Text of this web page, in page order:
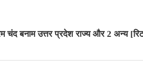
चंद बनाम उत्तर प्रदेश राज्य और 2 अन्य